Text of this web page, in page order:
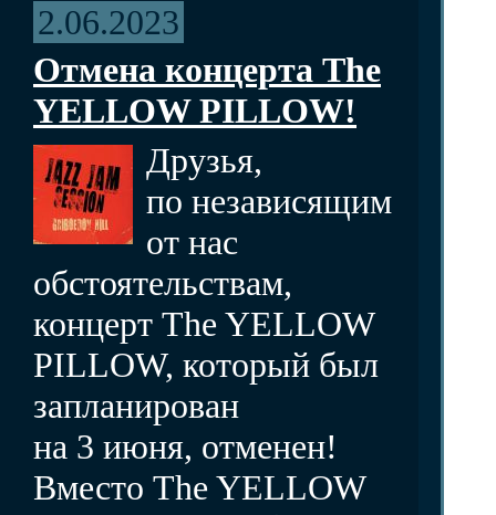
2.06.2023
Отмена концерта The
YELLOW PILLOW!
Друзья,
по независящим
от нас
обстоятельствам,
концерт The YELLOW
PILLOW, который был
запланирован
на 3 июня, отменен!
Вместо The YELLOW